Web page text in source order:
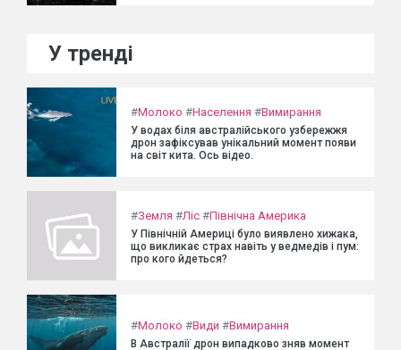
У тренді
#Молоко #Населення #Вимирання
У водах біля австралійського узбережжя
дрон зафіксував унікальний момент появи
на світ кита. Ось відео.
#Земля #Ліс #Північна Америка
У Північній Америці було виявлено хижака,
що викликає страх навіть у ведмедів і пум:
про кого йдеться?
#Молоко #Види #Вимирання
В Австралії дрон випадково зняв момент